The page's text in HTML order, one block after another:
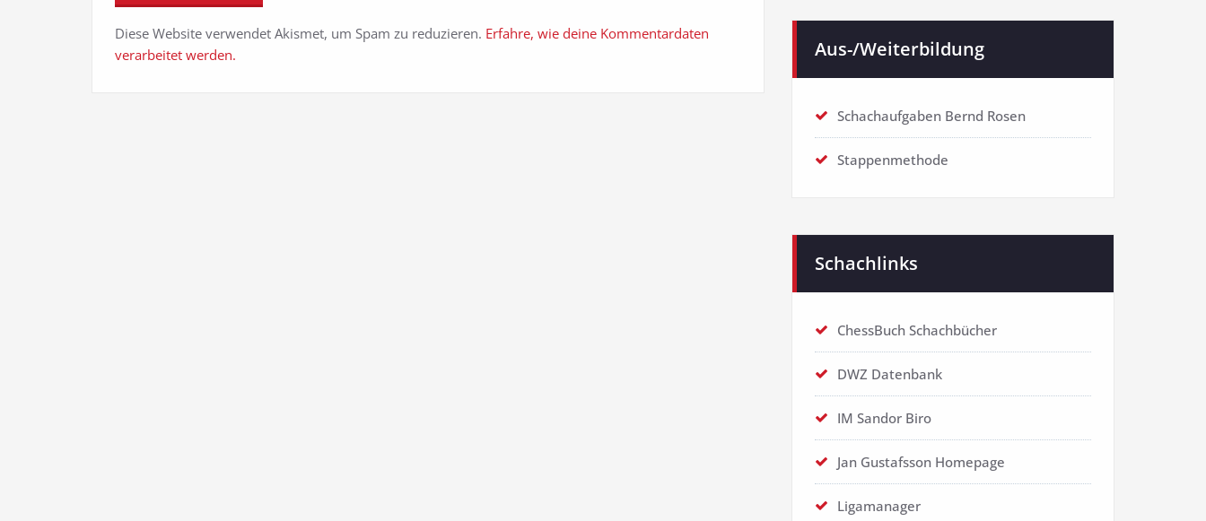
Diese Website verwendet Akismet, um Spam zu reduzieren. Erfahre, wie deine Kommentardaten
verarbeitet werden.
Aus-/Weiterbildung
Schachaufgaben Bernd Rosen
Stappenmethode
Schachlinks
ChessBuch Schachbücher
DWZ Datenbank
IM Sandor Biro
Jan Gustafsson Homepage
Ligamanager